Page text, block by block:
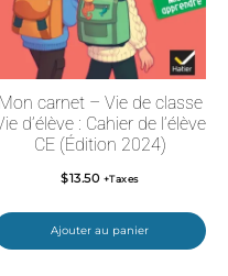
Mon carnet – Vie de classe
d’élève : Cahier de l’élève
CE (Édition 2024)
$13.50 +Taxes
Ajouter au panier